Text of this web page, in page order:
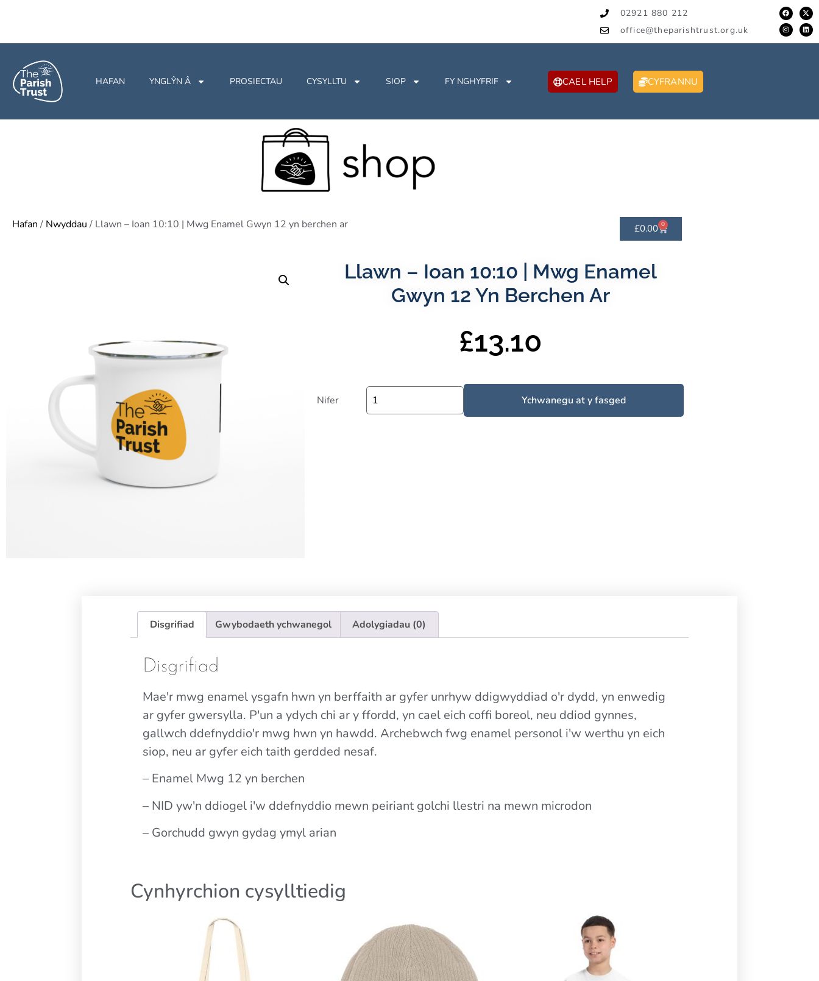
02921 880 212
office@theparishtrust.org.uk
HAFAN YNGLŶN Â PROSIECTAU CYSYLLTU SIOP FY NGHYFRIF CAEL HELP CYFRANNU
Hafan / Nwyddau / Llawn – Ioan 10:10 | Mwg Enamel Gwyn 12 yn berchen ar £0.00 0
Llawn – Ioan 10:10 | Mwg Enamel
Gwyn 12 Yn Berchen Ar
£13.10
Nifer Ychwanegu at y fasged
Disgrifiad Gwybodaeth ychwanegol Adolygiadau (0)
Disgrifiad
Mae'r mwg enamel ysgafn hwn yn berffaith ar gyfer unrhyw ddigwyddiad o'r dydd, yn enwedig
ar gyfer gwersylla. P'un a ydych chi ar y ffordd, yn cael eich coffi boreol, neu ddiod gynnes,
gallwch ddefnyddio'r mwg hwn yn hawdd. Archebwch fwg enamel personol i'w werthu yn eich
siop, neu ar gyfer eich taith gerdded nesaf.
– Enamel Mwg 12 yn berchen
– NID yw'n ddiogel i'w ddefnyddio mewn peiriant golchi llestri na mewn microdon
– Gorchudd gwyn gydag ymyl arian
Cynhyrchion cysylltiedig